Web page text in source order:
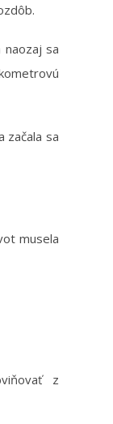
naozaj sa
začala sa
musela
z